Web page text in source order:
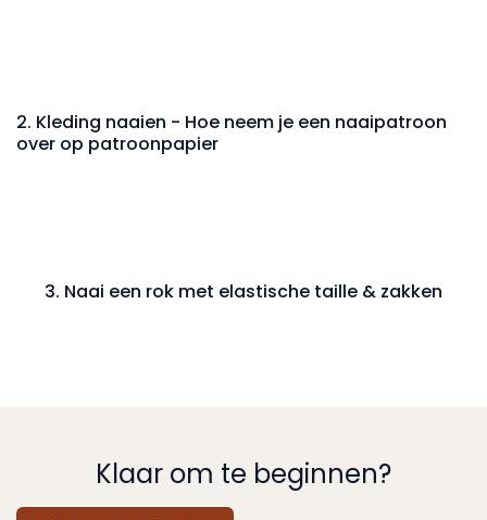
2. Kleding naaien - Hoe neem je een naaipatroon
over op patroonpapier
3. Naai een rok met elastische taille & zakken
Klaar om te beginnen?